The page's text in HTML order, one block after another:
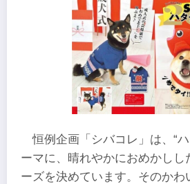
恒例企画「シバコレ」は、“
ーマに、晴れやかにおめかしし
ーズを決めています。そのかわ